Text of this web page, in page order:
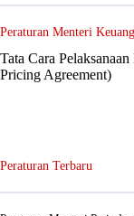
Peraturan Menteri
Tata Cara
Pricing Agreement)
Peraturan Terbaru